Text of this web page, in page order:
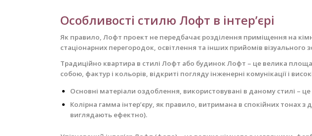
Особливості стилю Лофт в інтер’єрі
Як правило, Лофт проект не передбачає розділення приміщення на
стаціонарних перегородок, освітлення та інших прийомів візуального
Традиційно квартира в стилі Лофт або будинок Лофт – це велика
собою, фактур і кольорів, відкриті погляду інженерні комунікації і
Основні матеріали оздоблення, використовувані в даному стилі –
Колірна гамма інтер’єру, як правило, витримана в спокійних тонах
виглядають ефектно).